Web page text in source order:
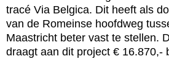
tracé Via Belgica. Dit heeft als
van de Romeinse hoofdweg
Maastricht beter vast te stellen.
draagt aan dit project € 16.870,-